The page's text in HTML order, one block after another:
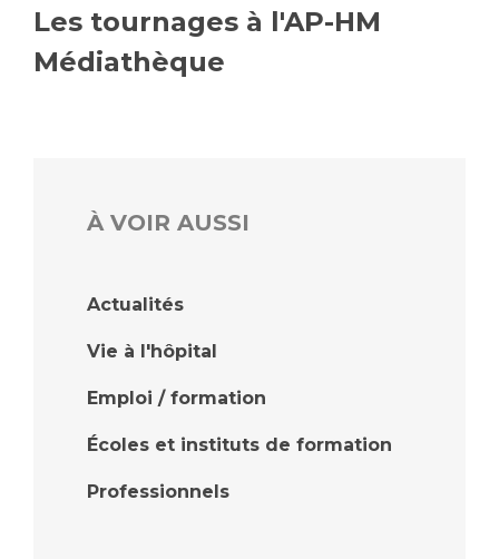
Maladies rares
Vos représentants
Les Comités Locaux des Usagers
Le projet des usagers
Qualité
Nos indicateurs qualité et de sécurité des soins
Presse / Multimédia
Liste des marchés conclus
Documents utiles
Les tournages à l'AP-HM
Médiathèque
À VOIR AUSSI
Actualités
Vie à l'hôpital
Emploi / formation
Écoles et instituts de formation
Professionnels